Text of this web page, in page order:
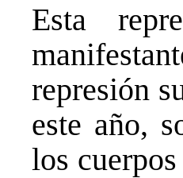
Esta
represión
este año,
los